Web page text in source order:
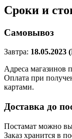
Сроки и
Самовывоз
Завтра: 18.05.2023
Адреса магазинов
Оплата при
картами.
Доставка до
Постамат можно
Заказ хранится в